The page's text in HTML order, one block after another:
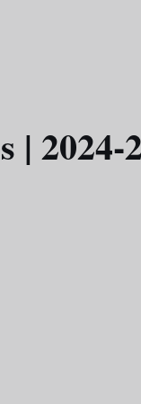
| 2024-